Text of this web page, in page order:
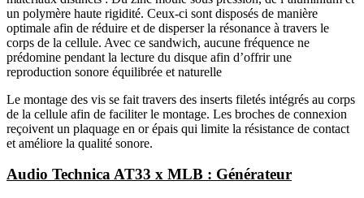
un polymère haute rigidité. Ceux-ci sont disposés de manière
optimale afin de réduire et de disperser la résonance à travers le
corps de la cellule. Avec ce sandwich, aucune fréquence ne
prédomine pendant la lecture du disque afin d’offrir une
reproduction sonore équilibrée et naturelle
Le montage des vis se fait travers des inserts filetés intégrés au corps
de la cellule afin de faciliter le montage. Les broches de connexion
reçoivent un plaquage en or épais qui limite la résistance de contact
et améliore la qualité sonore.
Audio Technica AT33 x MLB : Générateur